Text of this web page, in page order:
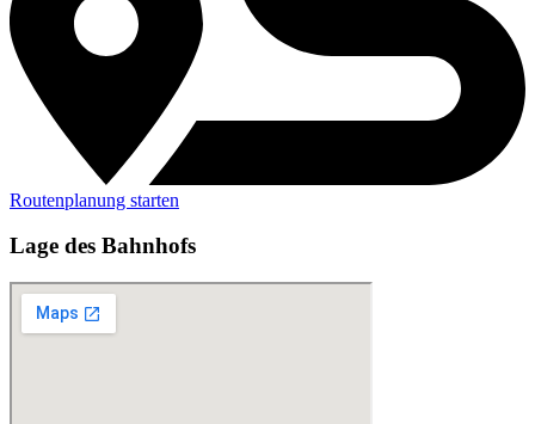
Routenplanung starten
Lage des Bahnhofs